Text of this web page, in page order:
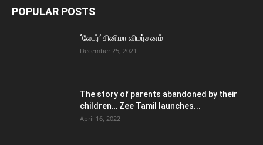
POPULAR POSTS
‘லேபர்’ சினிமா விமர்சனம்
December 25, 2021
The story of parents abandoned by their
children… Zee Tamil launches...
April 16, 2022